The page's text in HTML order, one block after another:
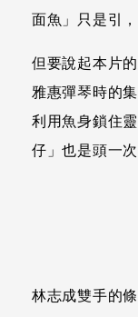
面魚」只是引
但要說起本片
雅惠彈琴時的
利用魚身鎖住
仔」也是頭一次
林志成雙手的